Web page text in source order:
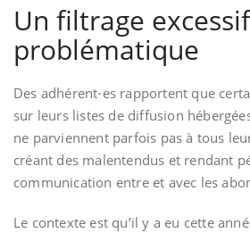
Un filtrage excessif
problématique
Des adhérent⋅es rapportent que
sur leurs listes de diffusion
ne parviennent parfois pas à tous
créant des malentendus et rendant
communication entre et avec les
Le contexte est qu’il y a eu cette